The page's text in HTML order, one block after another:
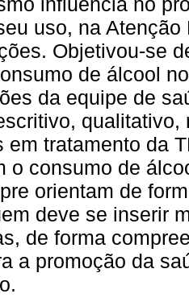
uso, na
Objetivou-se
de álcool
da equipe de
em tratamento da
o consumo de
orientam de
deve se inserir
de forma
a promoção da